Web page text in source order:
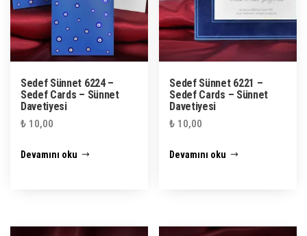
Sedef Sünnet 6224 –
Sedef Cards – Sünnet
Davetiyesi
₺ 10,00
Devamını oku
Sedef Sünnet 6221 –
Sedef Cards – Sünnet
Davetiyesi
₺ 10,00
Devamını oku